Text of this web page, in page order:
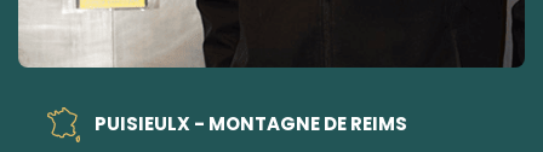
PUISIEULX - MONTAGNE DE REIMS